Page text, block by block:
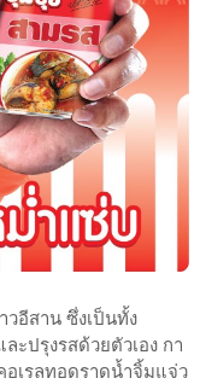
อีสาน ซึ่งเป็นทั้ง
ะปรุงรสด้วยตัวเอง กา
เรลทอดราดน้ำจิ้มแจ่ว